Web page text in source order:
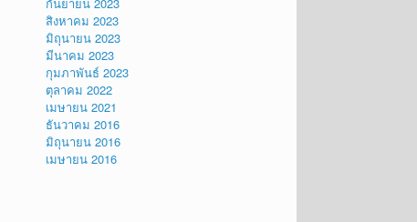
สิงหาคม 2023
มิถุนายน 2023
มีนาคม 2023
กุมภาพันธ์ 2023
ตุลาคม 2022
เมษายน 2021
ธันวาคม 2016
มิถุนายน 2016
เมษายน 2016